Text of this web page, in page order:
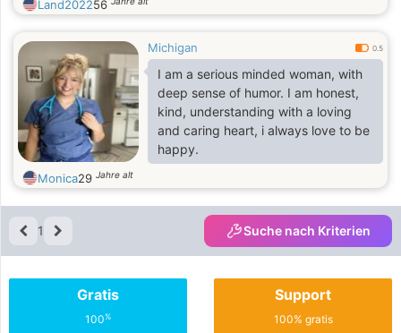
Land202256
Michigan 0.5
I am a serious minded woman, with
deep sense of humor. I am honest,
kind, understanding with a loving
and caring heart, i always love to be
happy.
Monica29 Jahre alt
1 Suche nach Kriterien
Gratis
100%
Support
100% gratis